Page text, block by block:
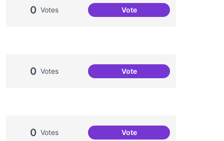
0 Votes VoteActivitats a l'Espai Jove
0 Votes VoteAniversari de Can Clariana
0 Votes VoteArtenea